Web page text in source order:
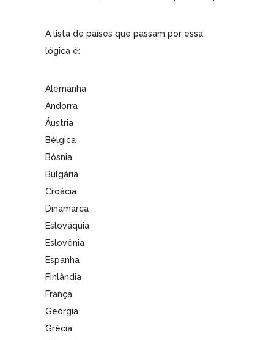
A lista de países que passam por essa
lógica é:
Alemanha
Andorra
Áustria
Bélgica
Bósnia
Bulgária
Croácia
Dinamarca
Eslováquia
Eslovênia
Espanha
Finlândia
França
Geórgia
Grécia